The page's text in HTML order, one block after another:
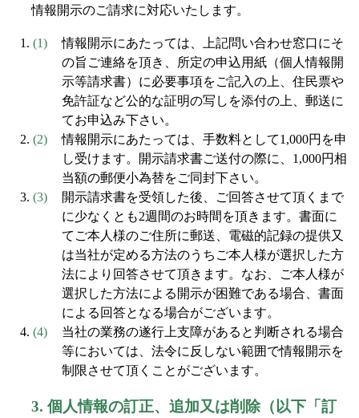
情報開示のご請求に対応いたします。
情報開示にあたっては、上記問い合わせ窓口にそ
の旨ご連絡を頂き、所定の申込用紙（個人情報開
示等請求書）に必要事項をご記入の上、住民票や
免許証など公的な証明の写しを添付の上、郵送に
てお申込み下さい。
情報開示にあたっては、手数料として1,000円を申
し受けます。開示請求書ご送付の際に、1,000円相
当額の郵便小為替をご同封下さい。
開示請求書を受領した後、ご回答させて頂くまで
に少なくとも2週間のお時間を頂きます。書面に
てご本人様のご住所に郵送、電磁的記録の提供又
は当社が定める方法のうちご本人様が選択した方
法により回答させて頂きます。なお、ご本人様が
選択した方法による開示が困難である場合、書面
による回答となる場合がございます。
当社の業務の遂行上支障があると判断される場合
等においては、法令に反しない範囲で情報開示を
制限させて頂くことがございます。
3. 個人情報の訂正、追加又は削除（以下「訂